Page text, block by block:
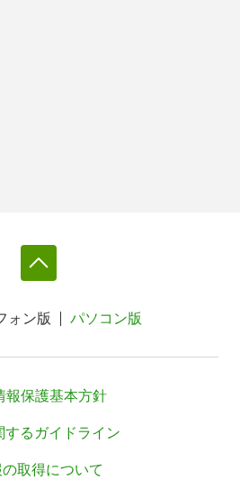
ォン版 パソコン版
報保護基本方針
るガイドライン
取得について